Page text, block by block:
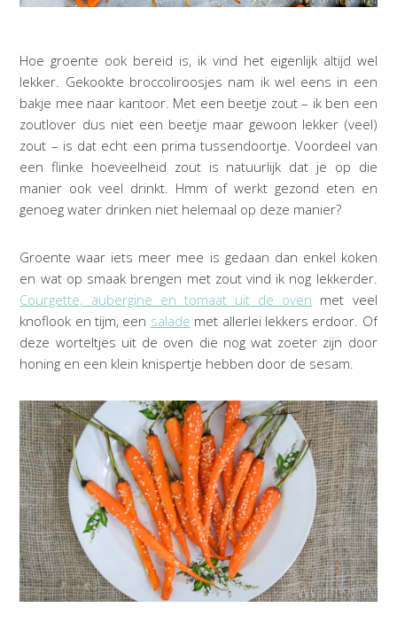
Hoe groente ook bereid is, ik vind het eigenlijk altijd wel
lekker. Gekookte broccoliroosjes nam ik wel eens in een
bakje mee naar kantoor. Met een beetje zout – ik ben een
zoutlover dus niet een beetje maar gewoon lekker (veel)
zout – is dat echt een prima tussendoortje. Voordeel van
een flinke hoeveelheid zout is natuurlijk dat je op die
manier ook veel drinkt. Hmm of werkt gezond eten en
genoeg water drinken niet helemaal op deze manier?
Groente waar iets meer mee is gedaan dan enkel koken
en wat op smaak brengen met zout vind ik nog lekkerder.
Courgette, aubergine en tomaat uit de oven met veel
knoflook en tijm, een salade met allerlei lekkers erdoor. Of
deze worteltjes uit de oven die nog wat zoeter zijn door
honing en een klein knispertje hebben door de sesam.